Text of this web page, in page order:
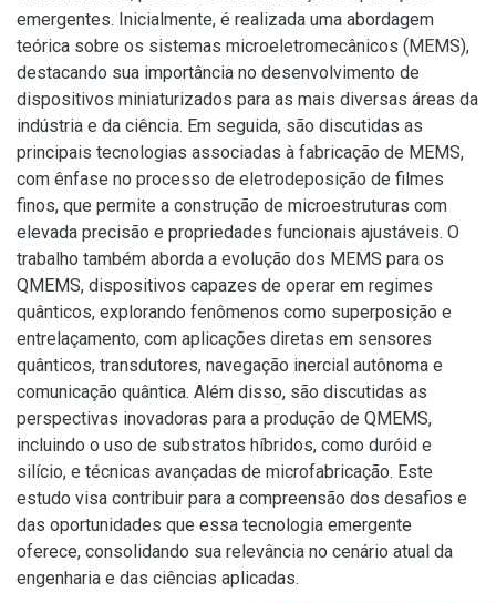
emergentes. Inicialmente, é realizada uma abordagem
teórica sobre os sistemas microeletromecânicos (MEMS),
destacando sua importância no desenvolvimento de
dispositivos miniaturizados para as mais diversas áreas da
indústria e da ciência. Em seguida, são discutidas as
principais tecnologias associadas à fabricação de MEMS,
com ênfase no processo de eletrodeposição de filmes
finos, que permite a construção de microestruturas com
elevada precisão e propriedades funcionais ajustáveis. O
trabalho também aborda a evolução dos MEMS para os
QMEMS, dispositivos capazes de operar em regimes
quânticos, explorando fenômenos como superposição e
entrelaçamento, com aplicações diretas em sensores
quânticos, transdutores, navegação inercial autônoma e
comunicação quântica. Além disso, são discutidas as
perspectivas inovadoras para a produção de QMEMS,
incluindo o uso de substratos híbridos, como duróid e
silício, e técnicas avançadas de microfabricação. Este
estudo visa contribuir para a compreensão dos desafios e
das oportunidades que essa tecnologia emergente
oferece, consolidando sua relevância no cenário atual da
engenharia e das ciências aplicadas.